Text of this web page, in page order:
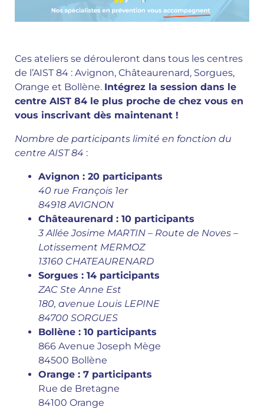
Ces ateliers se dérouleront dans tous les centres
de l’AIST 84 : Avignon, Châteaurenard, Sorgues,
Orange et Bollène. Intégrez la session dans le
centre AIST 84 le plus proche de chez vous en
vous inscrivant dès maintenant !
Nombre de participants limité en fonction du
centre AIST 84 :
Avignon : 20 participants
40 rue François 1er
84918 AVIGNON
Châteaurenard : 10 participants
3 Allée Josime MARTIN – Route de Noves –
Lotissement MERMOZ
13160 CHATEAURENARD
Sorgues : 14 participants
ZAC Ste Anne Est
180, avenue Louis LEPINE
84700 SORGUES
Bollène : 10 participants
866 Avenue Joseph Mège
84500 Bollène
Orange : 7 participants
Rue de Bretagne
84100 Orange